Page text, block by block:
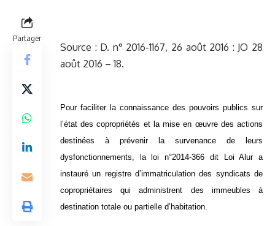
Partager
Source : D. n° 2016-1167, 26 août 2016 : JO 28
août 2016 – 18.
Pour faciliter la connaissance des pouvoirs publics sur
l’état des copropriétés et la mise en œuvre des actions
destinées à prévenir la survenance de leurs
dysfonctionnements, la loi n°2014-366 dit Loi Alur a
instauré un registre d’immatriculation des syndicats de
copropriétaires qui administrent des immeubles à
destination totale ou partielle d’habitation.